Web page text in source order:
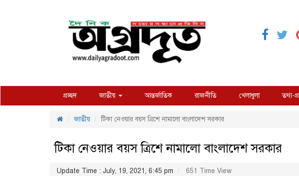
প্রচ্ছদ জাতীয় আন্তর্জাতিক রাজনীতি খেলাধুলা তথ্য-
জাতীয় টিকা নেওয়ার বয়স ত্রিশে নামালো বাংলাদেশ সরকার
টিকা নেওয়ার বয়স ত্রিশে নামালো বাংলাদেশ সরকার
Update Time : July, 19, 2021, 6:45 pm 651 Time View